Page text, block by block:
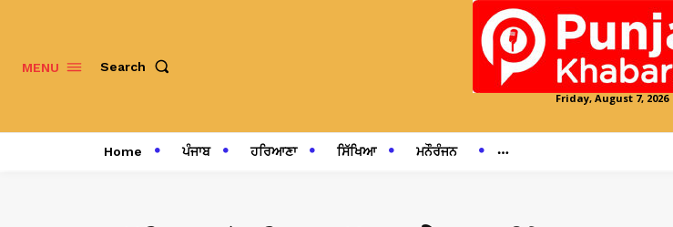
MENU Search
Friday, August 7, 2026
Home ਪੰਜਾਬ ਹਰਿਆਣਾ ਸਿੱਖਿਆ ਮਨੌਰੰਜਨ